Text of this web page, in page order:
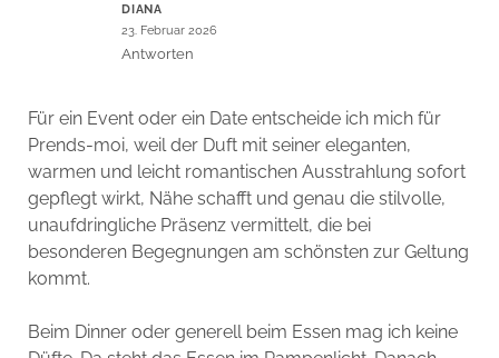
DIANA
23. Februar 2026
Antworten
Für ein Event oder ein Date entscheide ich mich für
Prends-moi, weil der Duft mit seiner eleganten,
warmen und leicht romantischen Ausstrahlung sofort
gepflegt wirkt, Nähe schafft und genau die stilvolle,
unaufdringliche Präsenz vermittelt, die bei
besonderen Begegnungen am schönsten zur Geltung
kommt.
Beim Dinner oder generell beim Essen mag ich keine